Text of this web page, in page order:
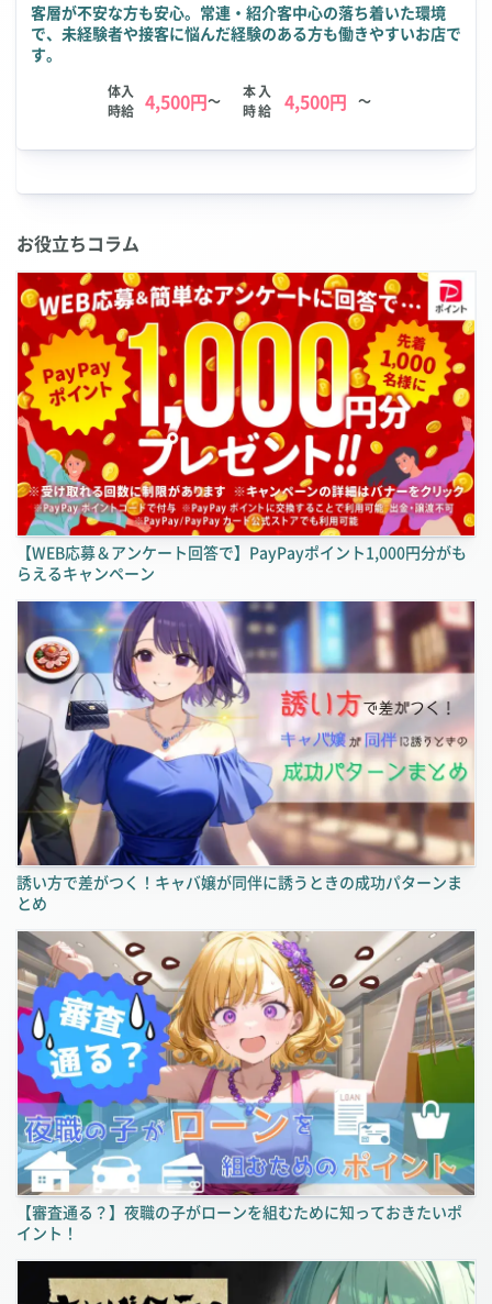
客層が不安な方も安心。常連・紹介客中心の落ち着いた環境
で、未経験者や接客に悩んだ経験のある方も働きやすいお店で
す。
体入
時給 4,500円～
本入
時給
4,500円 ～
お役立ちコラム
【WEB応募＆アンケート回答で】PayPayポイント1,000円分がも
らえるキャンペーン
誘い方で差がつく！キャバ嬢が同伴に誘うときの成功パターンま
とめ
【審査通る？】夜職の子がローンを組むために知っておきたいポ
イント！